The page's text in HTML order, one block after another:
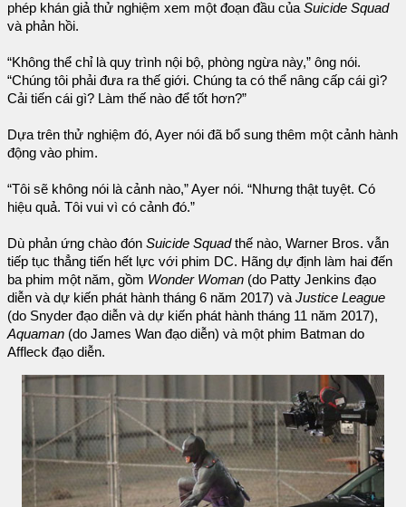
phép khán giả thử nghiệm xem một đoạn đầu củaSuicide Squad
và phản hồi.
“Không thể chỉ là quy trình nội bộ, phòng ngừa này,” ông nói.
“Chúng tôi phải đưa ra thế giới. Chúng ta có thể nâng cấp cái gì?
Cải tiến cái gì? Làm thế nào để tốt hơn?”
Dựa trên thử nghiệm đó, Ayer nói đã bổ sung thêm một cảnh hành
động vào phim.
“Tôi sẽ không nói là cảnh nào,” Ayer nói. “Nhưng thật tuyệt. Có
hiệu quả. Tôi vui vì có cảnh đó.”
Dù phản ứng chào đón Suicide Squadthế nào, Warner Bros. vẫn
tiếp tục thẳng tiến hết lực với phim DC. Hãng dự định làm hai đến
ba phim một năm, gồm Wonder Woman (do Patty Jenkins đạo
diễn và dự kiến phát hành tháng 6 năm 2017) vàJustice League
(do Snyder đạo diễn và dự kiến phát hành tháng 11 năm 2017),
Aquaman (do James Wan đạo diễn) và một phim Batman do
Affleck đạo diễn.